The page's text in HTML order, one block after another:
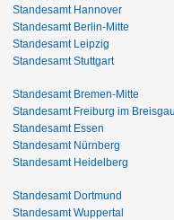
Standesamt Hannover
Standesamt Berlin-Mitte
Standesamt Leipzig
Standesamt Stuttgart
Standesamt Bremen-Mitte
Standesamt Freiburg im Breisgau
Standesamt Essen
Standesamt Nürnberg
Standesamt Heidelberg
Standesamt Dortmund
Standesamt Wuppertal